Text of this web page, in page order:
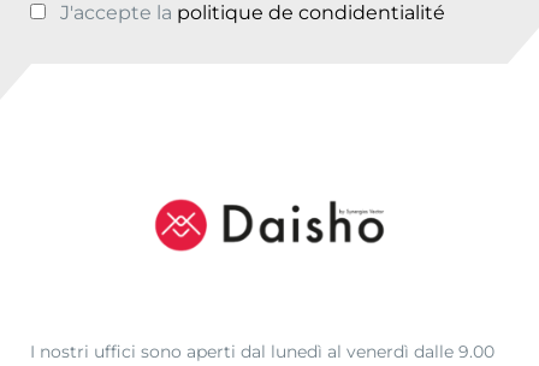
J'accepte la politique de condidentialité
I nostri uffici sono aperti dal lunedì al venerdì dalle 9.00